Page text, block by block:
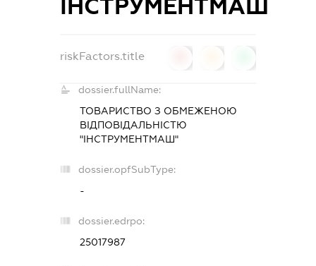
ІНСТРУМЕНТМАШ
riskFactors.title
dossier.fullName:
ТОВАРИСТВО З ОБМЕЖЕНОЮ
ВІДПОВІДАЛЬНІСТЮ
"ІНСТРУМЕНТМАШ"
dossier.opfSubType:
-
dossier.edrpo:
25017987